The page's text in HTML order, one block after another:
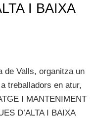
I BAIXA
de Valls, organitza un
treballadors en atur,
I MANTENIMENT
D’ALTA I BAIXA